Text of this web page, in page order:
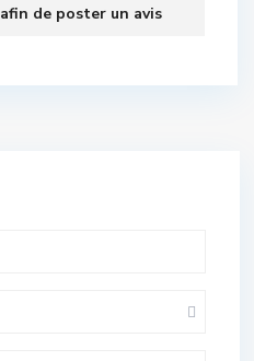
afin de poster un avis